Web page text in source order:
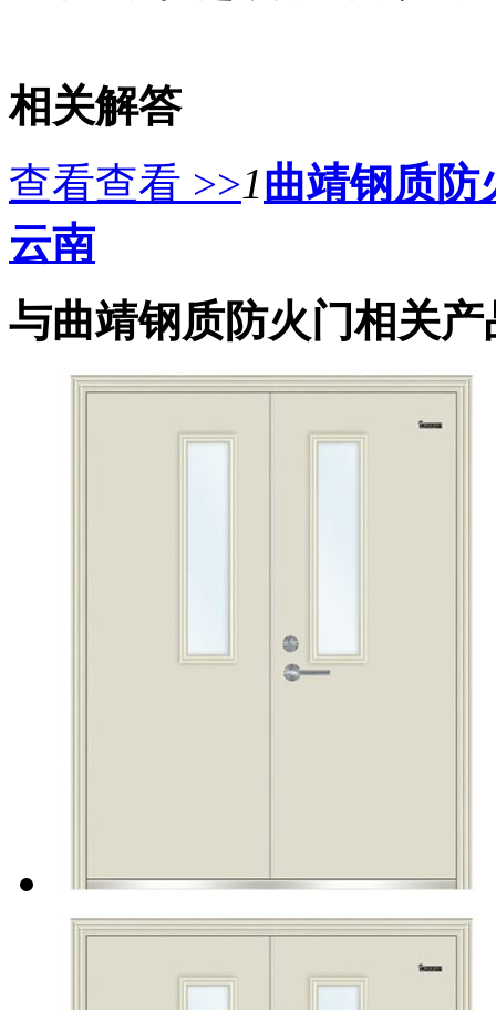
相关解答
查看查看 >>1曲靖钢质防
云南
与曲靖钢质防火门相关产